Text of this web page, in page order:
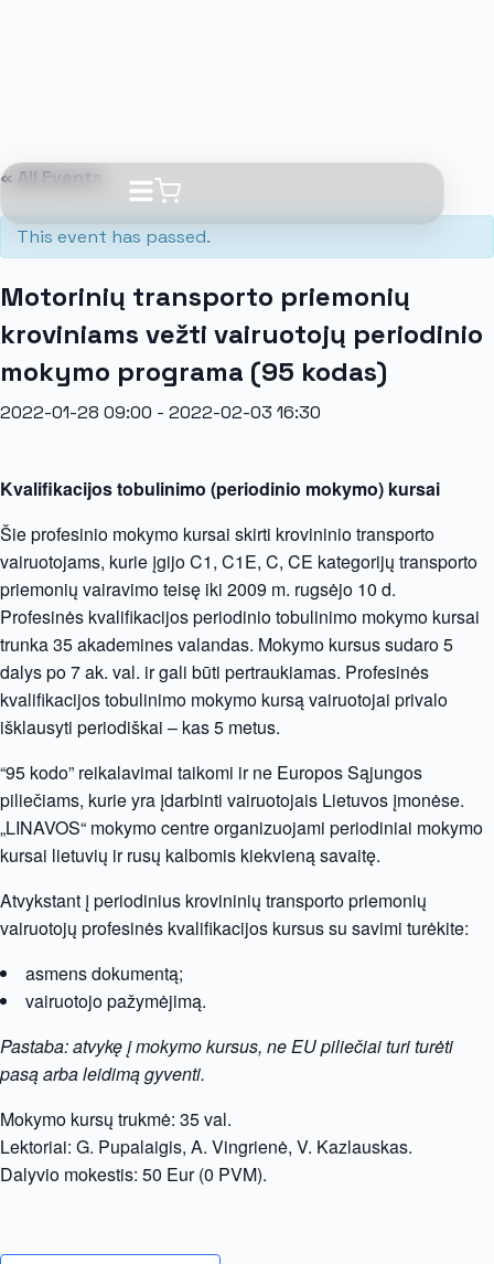
« All Events
This event has passed.
Motorinių transporto priemonių
kroviniams vežti vairuotojų periodinio
mokymo programa (95 kodas)
2022-01-28 09:00 - 2022-02-03 16:30
Kvalifikacijos tobulinimo (periodinio mokymo) kursai
Šie profesinio mokymo kursai skirti krovininio transporto
vairuotojams, kurie įgijo C1, C1E, C, CE kategorijų transporto
priemonių vairavimo teisę iki 2009 m. rugsėjo 10 d.
Profesinės kvalifikacijos periodinio tobulinimo mokymo kursai
trunka 35 akademines valandas. Mokymo kursus sudaro 5
dalys po 7 ak. val. ir gali būti pertraukiamas. Profesinės
kvalifikacijos tobulinimo mokymo kursą vairuotojai privalo
išklausyti periodiškai – kas 5 metus.
“95 kodo” reikalavimai taikomi ir ne Europos Sąjungos
piliečiams, kurie yra įdarbinti vairuotojais Lietuvos įmonėse.
„LINAVOS“ mokymo centre organizuojami periodiniai mokymo
kursai lietuvių ir rusų kalbomis kiekvieną savaitę.
Atvykstant į periodinius krovininių transporto priemonių
vairuotojų profesinės kvalifikacijos kursus su savimi turėkite:
asmens dokumentą;
vairuotojo pažymėjimą.
Pastaba: atvykę į mokymo kursus, ne EU piliečiai turi turėti
pasą arba leidimą gyventi.
Mokymo kursų trukmė: 35 val.
Lektoriai: G. Pupalaigis, A. Vingrienė, V. Kazlauskas.
Dalyvio mokestis: 50 Eur (0 PVM).